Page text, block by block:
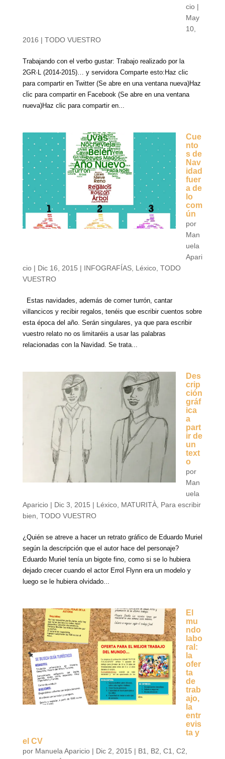
cio|
May
10,
2016 | TODO VUESTRO
Trabajando con el verbo gustar: Trabajo realizado por la
2GR·L (2014-2015)… y servidora Comparte esto:Haz clic
para compartir en Twitter (Se abre en una ventana nueva)Haz
clic para compartir en Facebook (Se abre en una ventana
nueva)Haz clic para compartir en...
Cue
nto
s de
Nav
idad
fuer
a de
lo
com
ún
por
Man
uela
Apari
cio| Dic 16, 2015 | INFOGRAFÍAS, Léxico, TODO
VUESTRO
Estas navidades, además de comer turrón, cantar
villancicos y recibir regalos, tenéis que escribir cuentos sobre
esta época del año. Serán singulares, ya que para escribir
vuestro relato no os limitaréis a usar las palabras
relacionadas con la Navidad. Se trata...
Des
crip
ción
gráf
ica
a
part
ir de
un
text
o
por
Man
uela
Aparicio| Dic 3, 2015 | Léxico, MATURITÀ, Para escribir
bien TODO VUESTRO
¿Quién se atreve a hacer un retrato gráfico de Eduardo Muriel
según la descripción que el autor hace del personaje?
Eduardo Muriel tenía un bigote fino, como si se lo hubiera
dejado crecer cuando el actor Errol Flynn era un modelo y
luego se le hubiera olvidado...
El
mu
ndo
labo
ral:
la
ofer
ta
de
trab
ajo,
la
entr
evis
ta y
el CV
por Manuela Aparicio| Dic 2, 2015 | B1 B2 C1 C2